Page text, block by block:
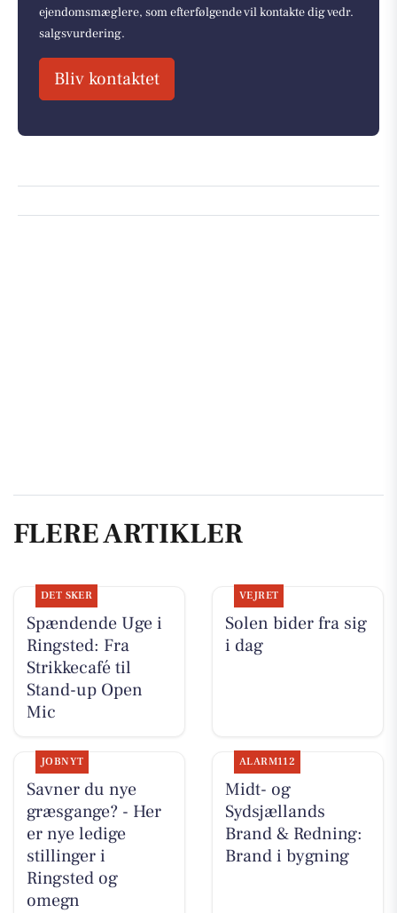
ejendomsmæglere, som efterfølgende vil kontakte dig vedr.
salgsvurdering.
Bliv kontaktet
FLERE ARTIKLER
DET SKER
Spændende Uge i
Ringsted: Fra
Strikkecafé til
Stand-up Open
Mic
VEJRET
Solen bider fra sig
i dag
JOBNYT
Savner du nye
græsgange? - Her
er nye ledige
stillinger i
Ringsted og
omegn
ALARM112
Midt- og
Sydsjællands
Brand & Redning:
Brand i bygning